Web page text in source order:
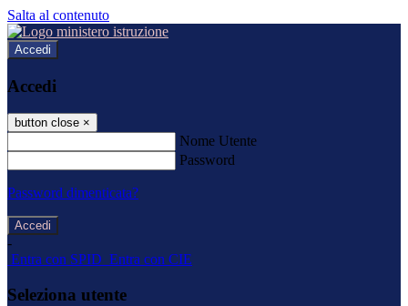
Salta al contenuto
Accedi
Accedi
button close ×
Nome Utente
Password
Password dimenticata?
-
Entra con SPID Entra con CIE
Seleziona utente